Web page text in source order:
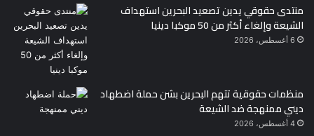
منتدى حقوقي يدين تصعيد البحرين استهداف
الشيعة وإلغاء أكثر من 50 موكبا دينيا
6 أغسطس، 2026
منظمات حقوقية تتهم البحرين بشن حملة اضطهاد
ديني ممنهجة ضد الشيعة
4 أغسطس، 2026